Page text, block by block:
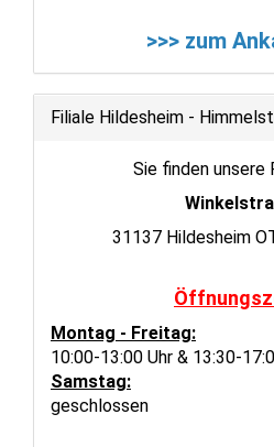
>>> zum
Filiale Hildesheim -
Sie finden unsere
31137 Hildesheim
Montag - Freitag:
10:00-13:00 Uhr & 13:30-
Samstag:
geschlossen